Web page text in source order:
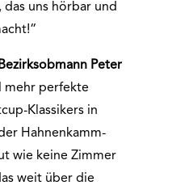
uns hörbar und
Bezirksobmann Peter
mehr perfekte
Klassikers in
Hahnenkamm-
wie keine Zimmer
weit über die